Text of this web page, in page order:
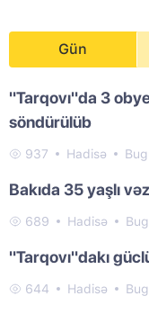
Gün
"Tarqovı"da 3
söndürülüb
937 Hadisə
Bakıda 35 yaşlı
689 Hadisə
"Tarqovı"dakı
644 Hadisə